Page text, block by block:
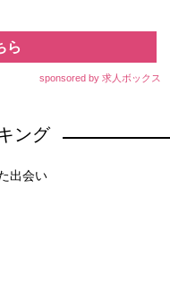
ら
sponsored by 求人ボックス
ング
出会い